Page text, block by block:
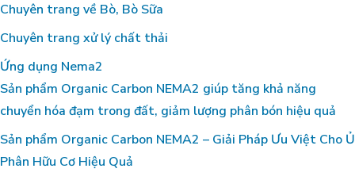
Chuyên trang về Bò, Bò Sữa
Chuyên trang xử lý chất thải
Ứng dụng Nema2
Sản phẩm Organic Carbon NEMA2 giúp tăng khả năng
chuyển hóa đạm trong đất, giảm lượng phân bón hiệu quả
Sản phẩm Organic Carbon NEMA2 – Giải Pháp Ưu Việt Cho Ủ
Phân Hữu Cơ Hiệu Quả